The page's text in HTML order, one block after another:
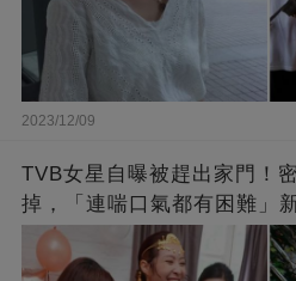
2023/12/09
TVB女星自曝被趕出家門！
掉，「連喘口氣都有困難」